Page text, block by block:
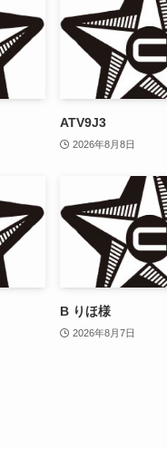
ATV9J3
2026年8月8日
B りほ様
2026年8月7日